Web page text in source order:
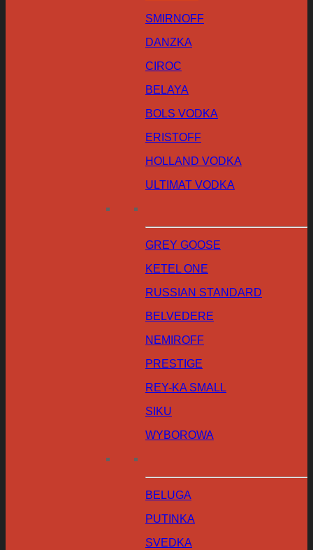
SMIRNOFF
DANZKA
CIROC
BELAYA
BOLS VODKA
ERISTOFF
HOLLAND VODKA
ULTIMAT VODKA
GREY GOOSE
KETEL ONE
RUSSIAN STANDARD
BELVEDERE
NEMIROFF
PRESTIGE
REY-KA SMALL
SIKU
WYBOROWA
BELUGA
PUTINKA
SVEDKA